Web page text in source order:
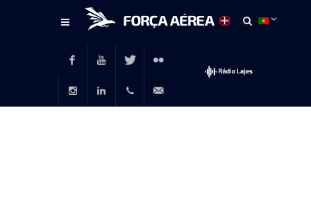
FacebookYoutubeTwitter Flickr